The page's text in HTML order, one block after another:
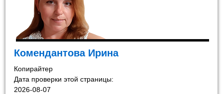
Комендантова Ирина
Копирайтер
Дата проверки этой страницы:
2026-08-07